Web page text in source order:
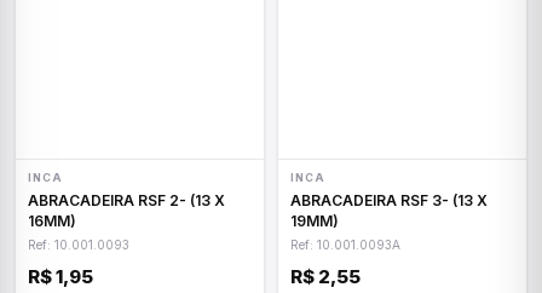
INCA
ABRACADEIRA RSF 2- (13 X
16MM)
Ref: 10.001.0093
R$ 1,95
INCA
ABRACADEIRA RSF 3- (13 X
19MM)
Ref: 10.001.0093A
R$ 2,55